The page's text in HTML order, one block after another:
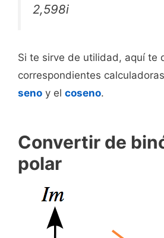
2,598i
Si te sirve de utilidad, aquí te
correspondientes
seno y el coseno.
Convertir de
polar